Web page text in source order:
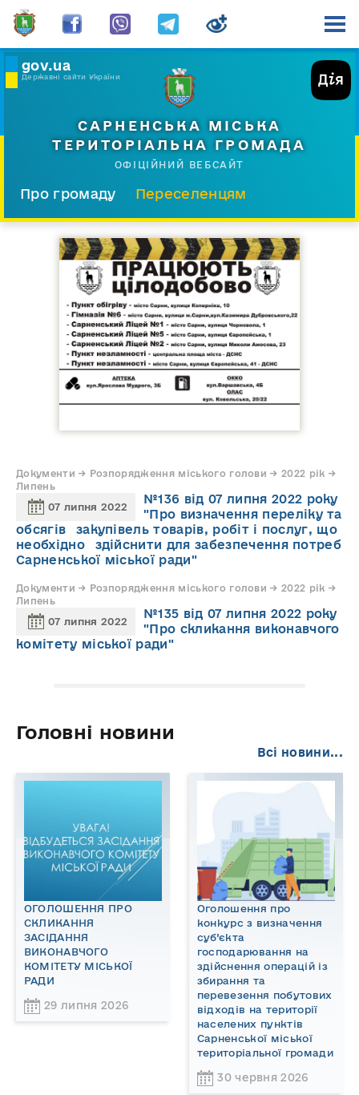
gov.ua
Державні сайти України
САРНЕНСЬКА МІСЬКА
ТЕРИТОРІАЛЬНА ГРОМАДА
ОФІЦІЙНИЙ ВЕБСАЙТ
Про громаду
Переселенцям
Прес-центр
Документи → Розпорядження міського голови → 2022 рік →
Липень
07 липня 2022
№136 від 07 липня 2022 року
"Про визначення переліку та
обсягів закупівель товарів, робіт і послуг, що
необхідно здійснити для забезпечення потреб
Сарненської міської ради"
Документи → Розпорядження міського голови → 2022 рік →
Липень
07 липня 2022
№135 від 07 липня 2022 року
"Про скликання виконавчого
комітету міської ради"
Головні новини
Всі новини...
ОГОЛОШЕННЯ ПРО
СКЛИКАННЯ
ЗАСІДАННЯ
ВИКОНАВЧОГО
КОМІТЕТУ МІСЬКОЇ
РАДИ
29 липня 2026
Оголошення про
конкурс з визначення
суб’єкта
господарювання на
здійснення операцій із
збирання та
перевезення побутових
відходів на території
населених пунктів
Сарненської міської
територіальної громади
30 червня 2026